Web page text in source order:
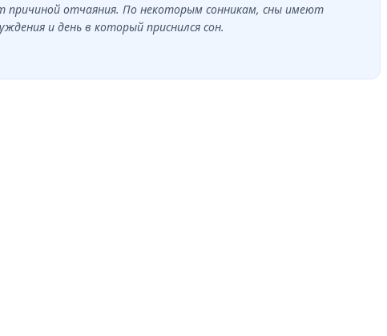
причиной отчаяния. По некоторым сонникам, сны имеют
и день в который приснился сон.